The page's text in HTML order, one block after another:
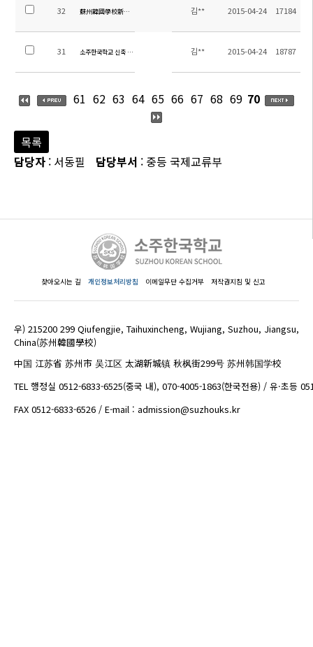
32 蘇州韓國學校新建企業選拔緊急公告 김** 2015-04-24 17184
31 소주한국학교 신축 입찰 공고(한글) 김** 2015-04-24 18787
61 62 63 64 65 66 67 68 69 70
목록
담당자 : 서동필 담당부서 : 중등 국제교류부
찾아오시는 길 개인정보처리방침 이메일무단 수집거부 저작권지침 및 신고
우) 215200 299 Qiufengjie, Taihuxincheng, Wujiang, Suzhou, Jiangsu,
China(苏州韓國學校)
中国 江苏省 苏州市 吴江区 太湖新城镇 秋枫街299号 苏州韩国学校
TEL 행정실 0512-6833-6525(중국 내), 070-4005-1863(한국전용) / 유·초등
FAX 0512-6833-6526 / E-mail : admission@suzhouks.kr